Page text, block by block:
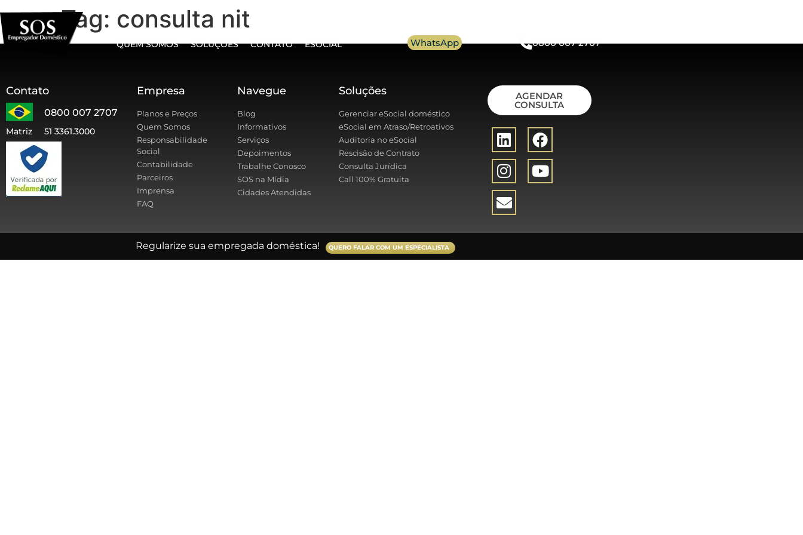
QUEM SOMOS SOLUÇÕES CONTATO ESOCIAL WhatsApp 0800 007 2707
Tag: consulta nit
Contato
0800 007 2707
Matriz 51 3361.3000
Empresa
Planos e Preços
Quem Somos
Responsabilidade
Social
Contabilidade
Parceiros
Imprensa
FAQ
Navegue
Blog
Informativos
Serviços
Depoimentos
Trabalhe Conosco
SOS na Mídia
Cidades Atendidas
Soluções
Gerenciar eSocial doméstico
eSocial em Atraso/Retroativos
Auditoria no eSocial
Rescisão de Contrato
Consulta Jurídica
Call 100% Gratuita
AGENDAR
CONSULTA
Regularize sua empregada doméstica! QUERO FALAR COM UM ESPECIALISTA